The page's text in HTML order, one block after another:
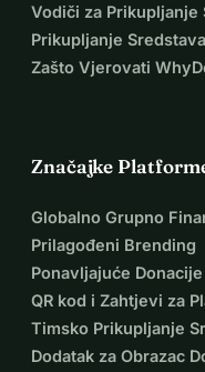
Vodiči za Prikupljanje
Prikupljanje
Zašto Vjerovati
Značajke
Globalno Grupno
Prilagođeni Brending
Ponavljajuće Donacije
QR kod i Zahtjevi za
Timsko Prikupljanje
Dodatak za Obrazac